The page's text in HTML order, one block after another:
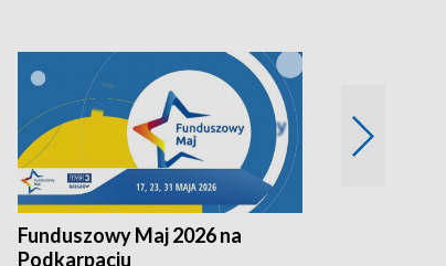
Funduszowy Maj 2026 na
Podkarpaciu